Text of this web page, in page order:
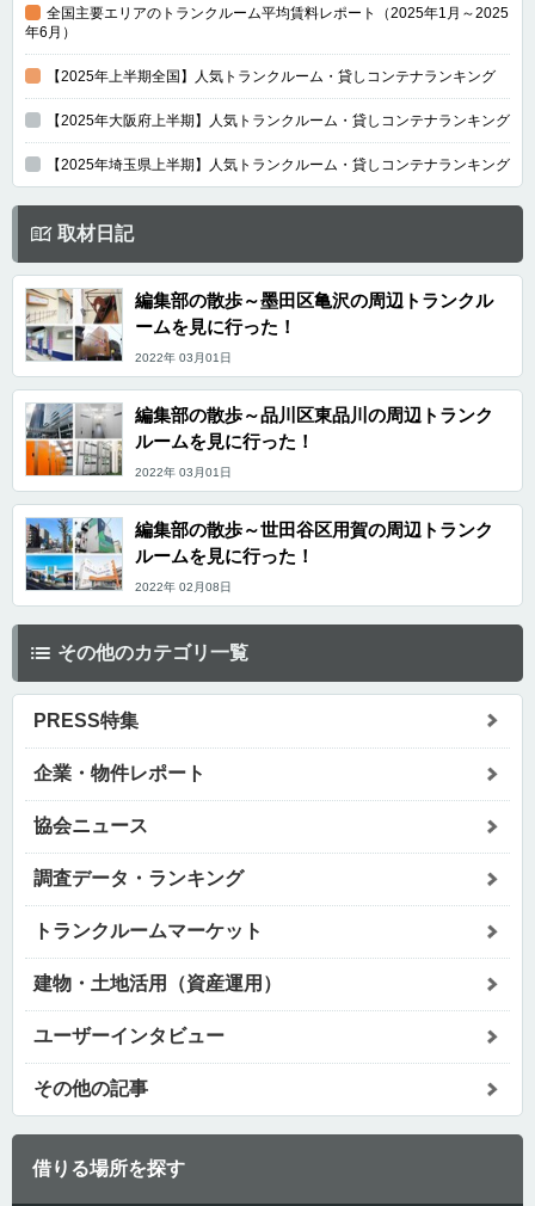
全国主要エリアのトランクルーム平均賃料レポート（2025年1月～2025
年6月）
【2025年上半期全国】人気トランクルーム・貸しコンテナランキング
【2025年大阪府上半期】人気トランクルーム・貸しコンテナランキング
【2025年埼玉県上半期】人気トランクルーム・貸しコンテナランキング
取材日記
編集部の散歩～墨田区亀沢の周辺トランクル
ームを見に行った！
2022年 03月01日
編集部の散歩～品川区東品川の周辺トランク
ルームを見に行った！
2022年 03月01日
編集部の散歩～世田谷区用賀の周辺トランク
ルームを見に行った！
2022年 02月08日
その他のカテゴリ一覧
PRESS特集
企業・物件レポート
協会ニュース
調査データ・ランキング
トランクルームマーケット
建物・土地活用（資産運用）
ユーザーインタビュー
その他の記事
借りる場所を探す